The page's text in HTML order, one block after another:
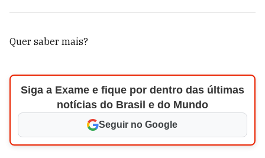
Quer saber mais?
Siga a Exame e fique por dentro das últimas
notícias do Brasil e do Mundo
Seguir no Google